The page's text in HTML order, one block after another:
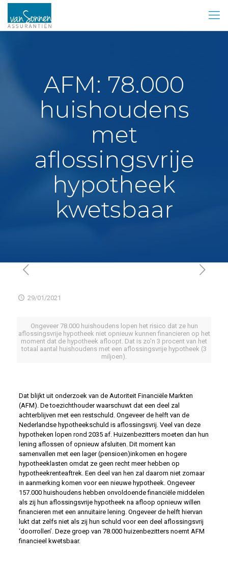
AFM: 78.000
huishoudens
met
aflossingsvrije
hypotheek
kwetsbaar
29/01/2021
Ongeveer 78.000 huishoudens lopen het risico dat ze hun
aflossingsvrije hypotheek niet opnieuw kunnen financieren op het
moment dat de hypotheek afloopt. Dat is zo'n 3 procent van het
totaal aantal huishoudens met een aflossingsvrije hypotheek (3
miljoen).
Dat blijkt uit onderzoek van de Autoriteit Financiële Markten
(AFM). De toezichthouder waarschuwt dat een deel zal
achterblijven met een restschuld. Ongeveer de helft van de
Nederlandse hypotheekschuld is aflossingsvrij. Veel van deze
hypotheken lopen rond 2035 af. Huizenbezitters moeten dan hun
lening aflossen of opnieuw afsluiten. Dit moment kan
samenvallen met een lager (pensioen)inkomen en hogere
hypotheeklasten omdat ze geen recht meer hebben op
hypotheekrenteaftrek. Een deel van hen zal daarom niet zomaar
in aanmerking komen voor een nieuwe hypotheek. Ongeveer
157.000 huishoudens hebben onvoldoende financiële middelen
als zij hun aflossingsvrije hypotheek na afloop opnieuw willen
financieren met een annuïtaire lening. Ongeveer de helft hiervan
lukt dat zelfs niet als zij hun schuld voor een deel aflossingsvrij
‘doorrollen’. Deze groep van 78.000 huizenbezitters noemt AFM
financieel kwetsbaar.